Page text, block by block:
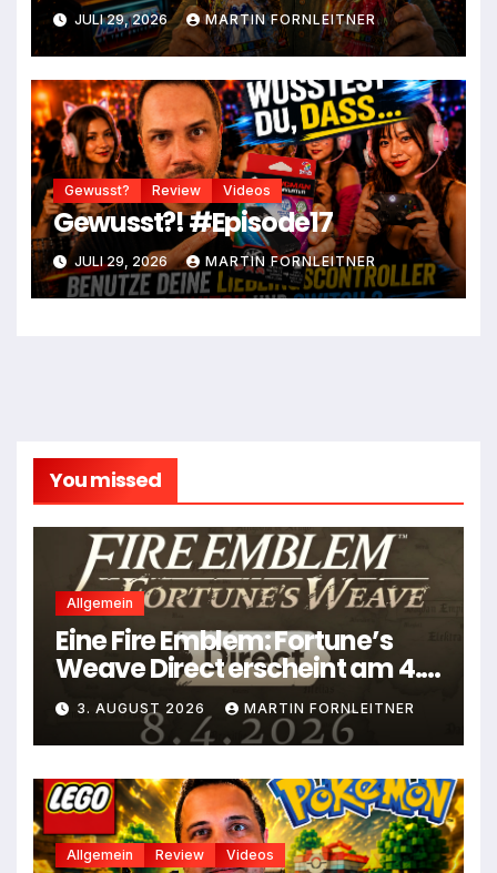
JULI 29, 2026 MARTIN FORNLEITNER
Gewusst? Review Videos
Gewusst?! #Episode17
JULI 29, 2026 MARTIN FORNLEITNER
You missed
Allgemein
Eine Fire Emblem: Fortune’s
Weave Direct erscheint am 4.
August
3. AUGUST 2026 MARTIN FORNLEITNER
Allgemein Review Videos